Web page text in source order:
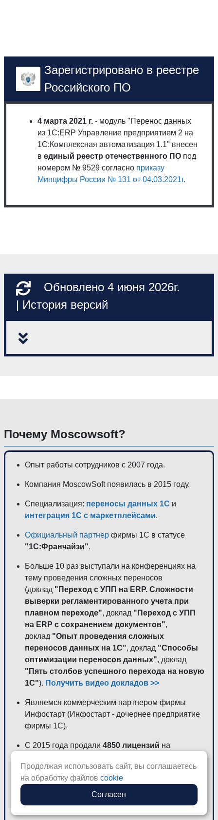
Зарегистрировано в реестре
Российского ПО
4 марта 2021 г. - модуль "Перенос данных
из 1С:ERP Управление предприятием 2 на
1С:Комплексная автоматизация 1.1" внесен
в единый реестр отечественного ПО под
номером № 9529 согласно приказу
Минцифры России № 131 от 04.03.2021г.
Обновлено 4 июня 2026г.
| История версий
Почему Moscowsoft?
Опыт работы сотрудников с 2007 года.
Компания MoscowSoft появилась в 2015 году.
Специализация: переносы данных 1С и
интеграция 1С с маркетплейсами.
Официальный партнер фирмы 1С в статусе
"1С:Франчайзи".
Больше 10 раз выступали на конференциях на
тему проведения сложных переносов
(доклад "Переход с УПП на ERP. Сложности
выверки регламентированного учета при
плавном переходе", доклад "Переход с УПП
на ERP с сохранением документов",
доклад "Опыт проведения сложных
переносов данных на 1С", доклад "Способы
оптимизации переносов данных", доклад
"Пять столбов успешного перехода на новую
1С"). Получить видео докладов >>
Являемся коммерческим партнером фирмы
Инфостарт (Инфостарт - дочернее предприятие
фирмы 1С).
С 2015 года продали 4850 лицензий на
Отзывы клиентов >>
Среди клиентов - крупнейшие российские
компании.Изучить список >>
Продолжая использовать сайт, вы соглашаетесь
на обработку файловcookie
Согласен